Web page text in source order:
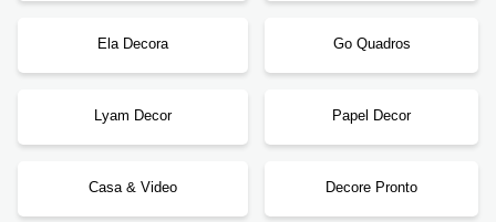
Ela Decora Go Quadros
Lyam Decor Papel Decor
Casa & Video Decore Pronto